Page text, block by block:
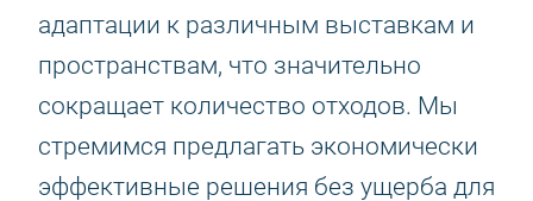
адаптации к различным выставкам и
пространствам, что значительно
сокращает количество отходов. Мы
стремимся предлагать экономически
эффективные решения без ущерба для